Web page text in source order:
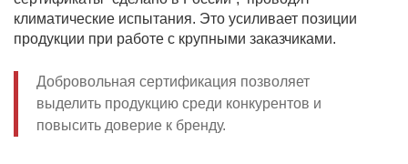
климатические испытания. Это усиливает позиции
продукции при работе с крупными заказчиками.
Добровольная сертификация позволяет
выделить продукцию среди конкурентов и
повысить доверие к бренду.